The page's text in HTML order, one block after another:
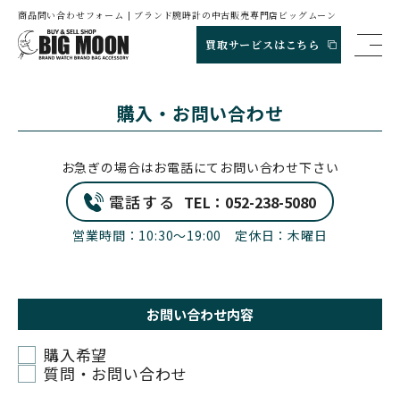
商品問い合わせフォーム | ブランド腕時計の中古販売専門店ビッグムーン
買取サービスはこちら
購入・お問い合わせ
お急ぎの場合はお電話にてお問い合わせ下さい
電話する TEL：052-238-5080
営業時間：10:30〜19:00 定休日：木曜日
お問い合わせ内容
購入希望
質問・お問い合わせ